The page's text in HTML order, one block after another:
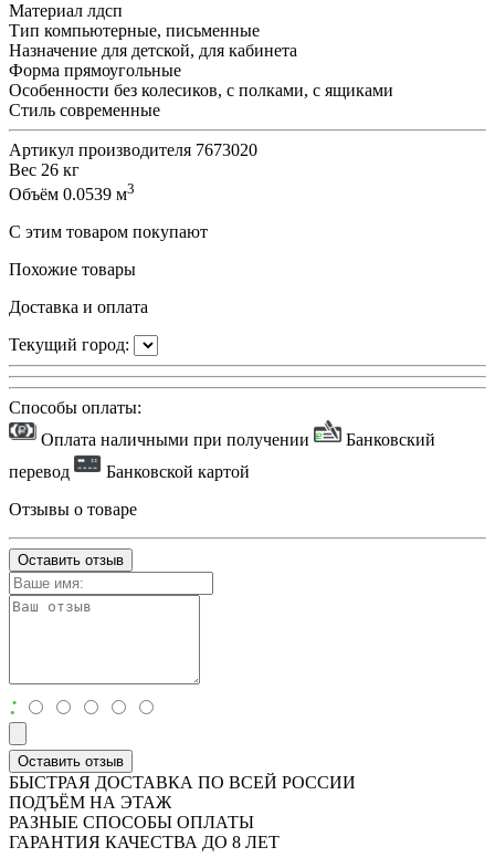
Материал лдсп
Тип компьютерные, письменные
Назначение для детской, для кабинета
Форма прямоугольные
Особенности без колесиков, с полками, с ящиками
Стиль современные
Артикул производителя 7673020
Вес 26 кг
Объём 0.0539 м3
С этим товаром покупают
Похожие товары
Доставка и оплата
Текущий город:
Способы оплаты:
Оплата наличными при получении
Банковский
перевод
Банковской картой
Отзывы о товаре
Оставить отзыв
:
Оставить отзыв
БЫСТРАЯ ДОСТАВКА ПО ВСЕЙ РОССИИ
ПОДЪЁМ НА ЭТАЖ
РАЗНЫЕ СПОСОБЫ ОПЛАТЫ
ГАРАНТИЯ КАЧЕСТВА ДО 8 ЛЕТ